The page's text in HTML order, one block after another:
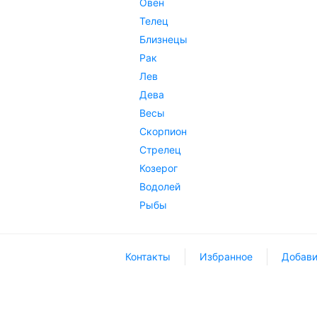
Телец
Близнецы
Рак
Лев
Дева
Весы
Скорпион
Стрелец
Козерог
Водолей
Рыбы
Контакты Избранное